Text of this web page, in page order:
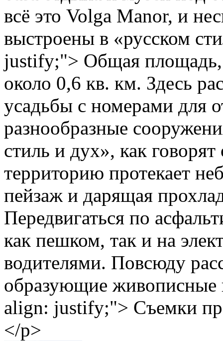
всё это Volga Manor, и
выстроены в «русском
justify;"> Общая площадь,
около 0,6 кв. км. Здесь
усадьбы с номерами для
разнообразные
стиль и дух», как
территорию протекает
пейзаж и дарящая
Передвигаться по
как пешком, так и на
водителями. Повсюду
образующие
align: justify;"> Съемки
</p>